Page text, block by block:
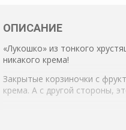
ОПИСАНИЕ
«Лукошко» из тонкого
никакого крема!
Закрытые корзиночки с
крема. А с другой стороны,